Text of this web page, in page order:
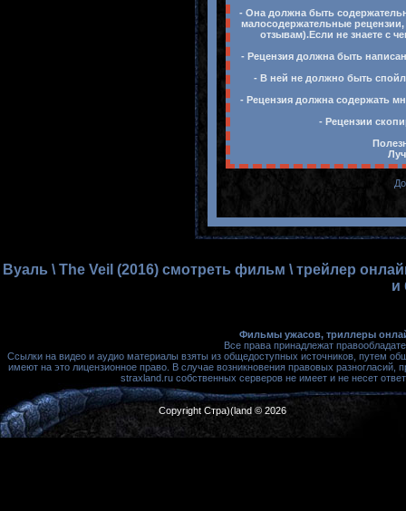
- Она должна быть
малосодержательные
отзывам).Если не знаете с
- Рецензия должна быть
- В ней не должно быть
- Рецензия должна содержать
- Рецензии
Вуаль \ The Veil (2016) смотреть фильм \ трейлер
и
Фильмы ужасов, триллеры
Все права принадлежат
Ссылки на видео и аудио материалы взяты из общедоступных источников, путем
имеют на это лицензионное право. В случае возникновения правовых
straxland.ru собственных серверов не имеет и не несет
Copyright Стра)(land © 2026